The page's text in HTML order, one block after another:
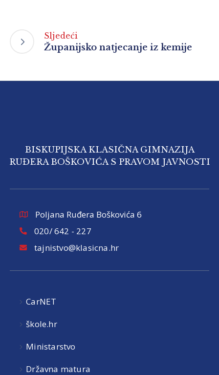
Sljedeći
Županijsko natjecanje iz kemije
BISKUPIJSKA KLASIČNA GIMNAZIJA
RUĐERA BOŠKOVIĆA S PRAVOM JAVNOSTI
Poljana Ruđera Boškovića 6
020/ 642 - 227
tajnistvo@klasicna.hr
CarNET
škole.hr
Ministarstvo
Državna matura